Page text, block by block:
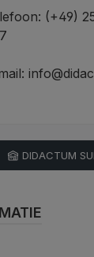
(+49)
DIDACTUM